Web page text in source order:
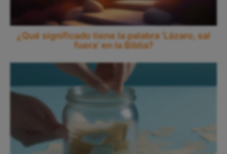
¿Qué significado tiene la palabra ‘Lázaro, sal
fuera’ en la Biblia?